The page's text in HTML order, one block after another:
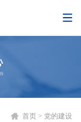
首页 > 党的建设